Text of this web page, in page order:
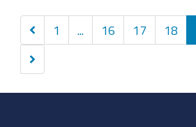
Precedenti
10
1 16 17 18
Successivi
10